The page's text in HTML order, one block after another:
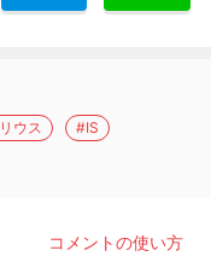
ウス #IS
コメントの使い方